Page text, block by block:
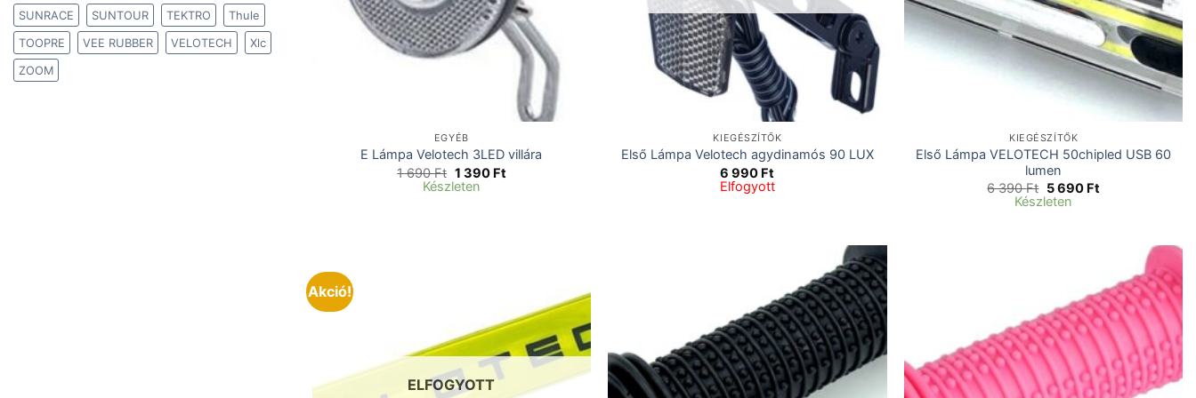
SUNRACE SUNTOUR TEKTRO
Thule
TOOPRE
VEE RUBBER VELOTECH
Xlc
ZOOM
EGYÉB
E Lámpa Velotech 3LED villára
1 690Ft Original
price
1 390 FtCurrent
Készleten
KIEGÉSZÍTŐK
Első Lámpa Velotech agydinamós 90 LUX
6 990 Ft
Elfogyott
KIEGÉSZÍTŐK
Első Lámpa VELOTECH 50chipled USB 60
lumen
6 390Ft Original
price
5 690 FtCurrent
Készleten
Akció!
ELFOGYOTT